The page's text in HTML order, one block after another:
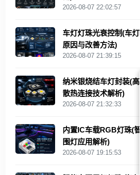
2026-08-07 22:02:57
车灯灯珠光衰控制(车
原因与改善方法)
2026-08-07 21:39:15
纳米银烧结车灯封装(
散热连接技术解析)
2026-08-07 21:32:33
内置IC车载RGB灯珠(
围灯应用解析)
2026-08-07 19:15:53